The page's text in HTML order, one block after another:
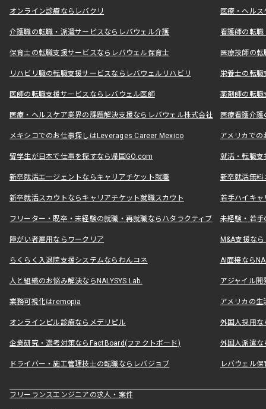
オンライン診療ならレバクリ 医療・ヘル
介護職の転職・派遣サービスならレバウェル介護 看護師の転
保育士の転職支援サービスならレバウェル保育士 医療技師の
リハビリ職の転職支援サービスならレバウェルリハビリ 栄養士の転
医師の転職支援サービスならレバウェル医師 薬剤師の転
医療・ヘルスケア業界の課題解決支援ならレバウェル株式会社 医療看護介
メキシコでのお仕事探しはLeverages Career Mexico アメリカで
留学生が日本で仕事を探すなら帰国GO.com 就活・転職
新卒就活エージェントならキャリアチケット就職 新卒就活無料
新卒就活スカウトならキャリアチケット就職スカウト 若手ハイキ
フリーター・既卒・未経験の就職・再就職ならハタラクティブ 未経験・若手
障がい者雇用ならワークリア M&A支援な
らくらく入退院支援システムならわんコネ AI面接なら
人と組織のお悩み解決ならNALYSYS Lab. アジャイル
業務可視化はremopia アメリカの
オンラインピル診療ならメデリピル 外国人採用
企業研究・選考対策ならFactBoard(ファクトボード) 外国人派遣な
ドライバー・施工管理技士の転職ならレバジョブ レバウェル
フリーランスエンジニアの求人・案件